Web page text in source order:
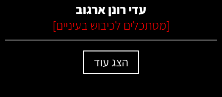
עדי רונן ארגוב
[מסתכלים לכיבוש בעיניים]
הצג עוד